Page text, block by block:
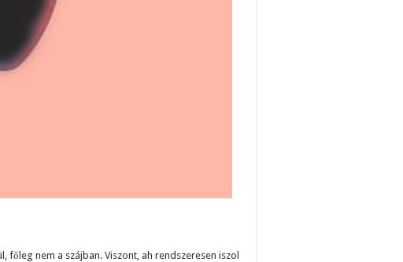
főleg nem a szájban. Viszont, ah rendszeresen iszol